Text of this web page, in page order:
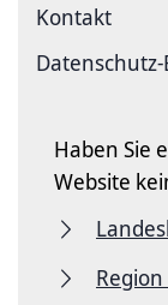
Kontakt
Haben Sie
Website